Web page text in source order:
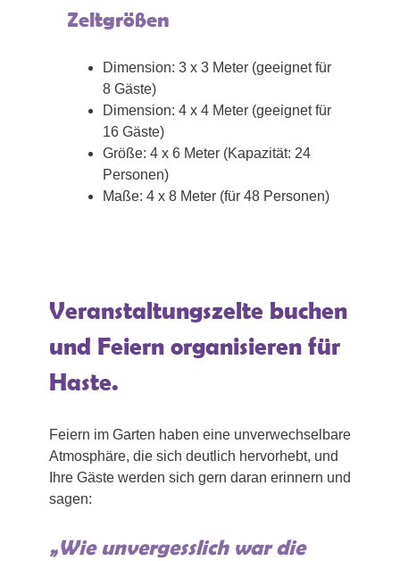
Zeltgrößen
Dimension: 3 x 3 Meter (geeignet für
8 Gäste)
Dimension: 4 x 4 Meter (geeignet für
16 Gäste)
Größe: 4 x 6 Meter (Kapazität: 24
Personen)
Maße: 4 x 8 Meter (für 48 Personen)
Veranstaltungszelte buchen
und Feiern organisieren für
Haste.
Feiern im Garten haben eine unverwechselbare
Atmosphäre, die sich deutlich hervorhebt, und
Ihre Gäste werden sich gern daran erinnern und
sagen:
„Wie unvergesslich war die